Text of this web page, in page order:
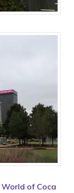
World of Coca